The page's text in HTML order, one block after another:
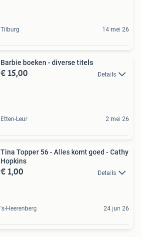
Tilburg 14 mei 26
Barbie boeken - diverse titels
€ 15,00 Details
Etten-Leur 2 mei 26
Tina Topper 56 - Alles komt goed - Cathy
Hopkins
€ 1,00 Details
's-Heerenberg 24 jun 26